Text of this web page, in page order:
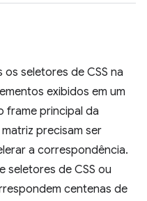
seletores de CSS na
exibidos em um
frame principal da
precisam ser
a correspondência.
seletores de CSS ou
centenas de